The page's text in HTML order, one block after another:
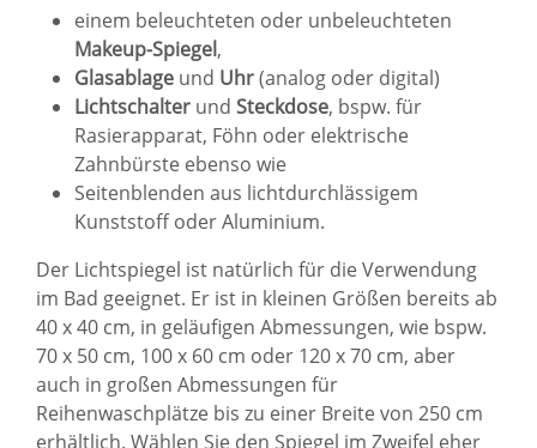
einem beleuchteten oder unbeleuchteten
Makeup-Spiegel,
Glasablage und Uhr(analog oder digital)
Lichtschalter und Steckdose, bspw. für
Rasierapparat, Föhn oder elektrische
Zahnbürste ebenso wie
Seitenblenden aus lichtdurchlässigem
Kunststoff oder Aluminium.
Der Lichtspiegel ist natürlich für die Verwendung
im Bad geeignet. Er ist in kleinen Größen bereits ab
40 x 40 cm, in geläufigen Abmessungen, wie bspw.
70 x 50 cm, 100 x 60 cm oder 120 x 70 cm, aber
auch in großen Abmessungen für
Reihenwaschplätze bis zu einer Breite von 250 cm
erhältlich. Wählen Sie den Spiegel im Zweifel eher